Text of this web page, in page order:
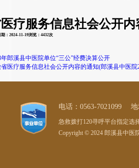
疗服务信息社会公开
期：2024-11-19浏览：4432次
年郎溪县中医院单位“三公”经费决算公开
医疗服务信息社会公开内容的通知(郎溪县中医院
电话：0563-7021099 地
急救拨打120寻呼平台指定选
Copyright © 2024 郎溪县中